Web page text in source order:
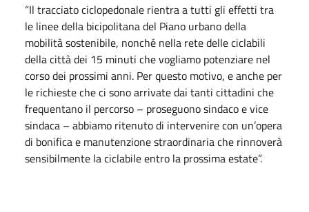
“Il tracciato ciclopedonale rientra a tutti gli effetti tra
le linee della bicipolitana del Piano urbano della
mobilità sostenibile, nonché nella rete delle ciclabili
della città dei 15 minuti che vogliamo potenziare nel
corso dei prossimi anni. Per questo motivo, e anche per
le richieste che ci sono arrivate dai tanti cittadini che
frequentano il percorso – proseguono sindaco e vice
sindaca – abbiamo ritenuto di intervenire con un’opera
di bonifica e manutenzione straordinaria che rinnoverà
sensibilmente la ciclabile entro la prossima estate”.